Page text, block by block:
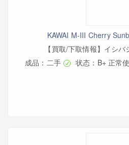
KAWAI M-III Cherry
【買取/下取情報】イシ
成品：二手
状态：B+ 正常